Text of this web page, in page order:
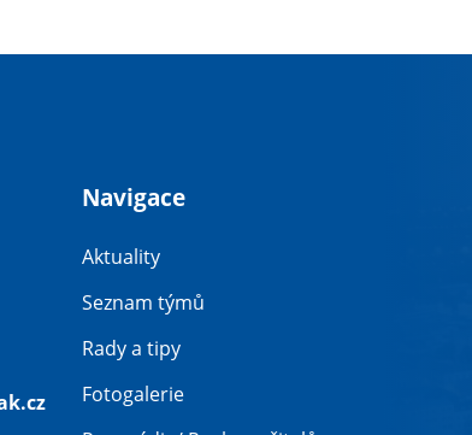
Navigace
Aktuality
Seznam týmů
Rady a tipy
Fotogalerie